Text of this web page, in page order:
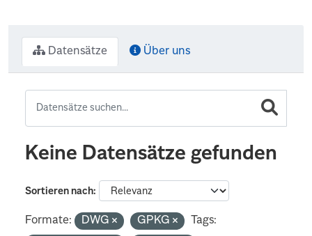
Datensätze Über uns
Keine Datensätze gefunden
Sortieren nach
Formate: DWG GPKG
Tags: